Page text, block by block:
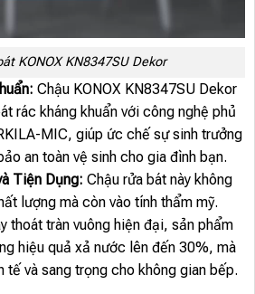
KONOX KN8347SU Dekor
Chậu KONOX KN8347SU Dekor
rác kháng khuẩn với công nghệ phủ
MIC, giúp ức chế sự sinh trưởng
an toàn vệ sinh cho gia đình bạn.
Tiện Dụng: Chậu rửa bát này không
lượng mà còn vào tính thẩm mỹ.
thoát tràn vuông hiện đại, sản phẩm
hiệu quả xả nước lên đến 30%, mà
tế và sang trọng cho không gian bếp.